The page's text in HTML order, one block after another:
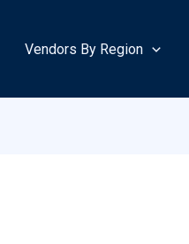
Vendors By Region